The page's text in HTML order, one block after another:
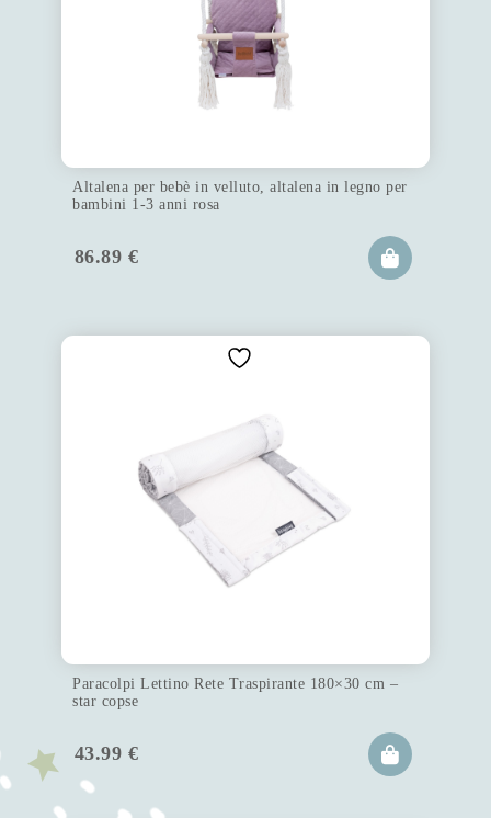
Altalena per bebè in velluto, altalena in legno per
bambini 1-3 anni rosa
86.89 €
Paracolpi Lettino Rete Traspirante 180×30 cm –
star copse
43.99 €